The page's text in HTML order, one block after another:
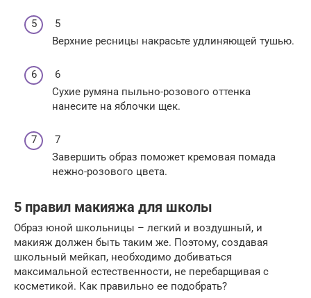
5
Верхние ресницы накрасьте удлиняющей тушью.
6
Сухие румяна пыльно-розового оттенка
нанесите на яблочки щек.
7
Завершить образ поможет кремовая помада
нежно-розового цвета.
5 правил макияжа для школы
Образ юной школьницы – легкий и воздушный, и
макияж должен быть таким же. Поэтому, создавая
школьный мейкап, необходимо добиваться
максимальной естественности, не перебарщивая с
косметикой. Как правильно ее подобрать?